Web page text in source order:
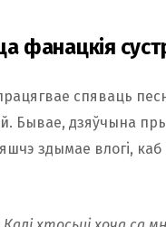
фанацкія
спяваць
Бывае, дзяўчына
здымае влогi, каб